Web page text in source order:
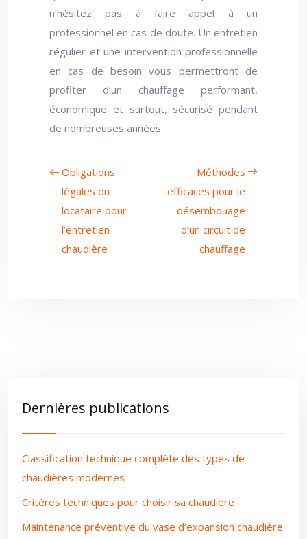
n’hésitez pas à faire appel à un
professionnel en cas de doute. Un entretien
régulier et une intervention professionnelle
en cas de besoin vous permettront de
profiter d’un chauffage performant,
économique et surtout, sécurisé pendant
de nombreuses années.
Obligations
légales du
locataire pour
l’entretien
chaudière
Méthodes
efficaces pour le
désembouage
d’un circuit de
chauffage
Dernières publications
Classification technique complète des types de
chaudières modernes
Critères techniques pour choisir sa chaudière
Maintenance préventive du vase d’expansion chaudière